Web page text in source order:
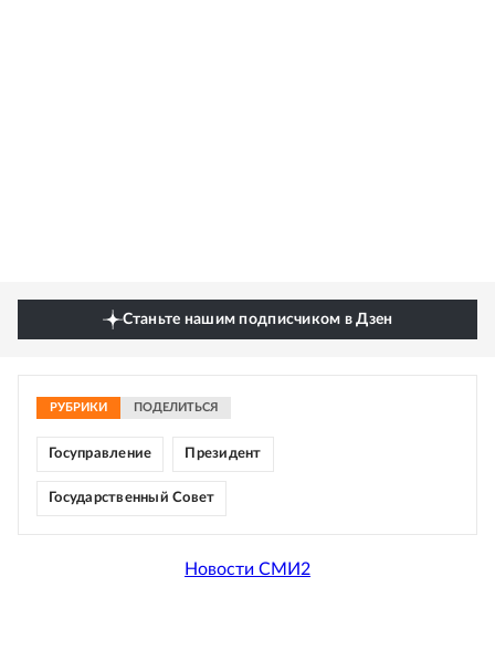
Станьте нашим подписчиком в Дзен
РУБРИКИ ПОДЕЛИТЬСЯ
Госуправление Президент
Государственный Совет
Новости СМИ2